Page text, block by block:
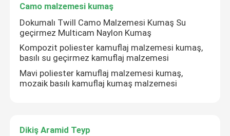
Bir teklif isteği
Para Aramid Kumaş
Camo malzemesi kumaş
Dokumalı Twill Camo Malzemesi Kumaş Su
geçirmez Multicam Naylon Kumaş
Kompozit poliester kamuflaj malzemesi kumaş,
basılı su geçirmez kamuflaj malzemesi
Mavi poliester kamuflaj malzemesi kumaş,
mozaik basılı kamuflaj kumaş malzemesi
Dikiş Aramid Teyp